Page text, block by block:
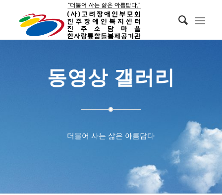
동영상 갤러리
더불어 사는 삶은 아름답다